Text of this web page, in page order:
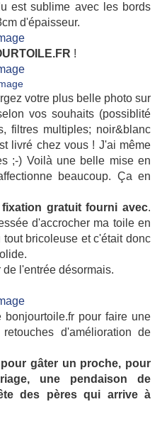
est sublime avec les bords
d'épaisseur.
.FR !
votre plus belle photo sur
vos souhaits (possiblité
filtres multiples; noir&blanc
livré chez vous ! J'ai même
;-) Voilà une belle mise en
beaucoup. Ça en
fixation gratuit fourni avec.
d'accrocher ma toile en
bricoleuse et c'était donc
l'entrée désormais.
pour faire une
d'amélioration de
gâter un proche, pour
une pendaison de
des pères qui arrive à